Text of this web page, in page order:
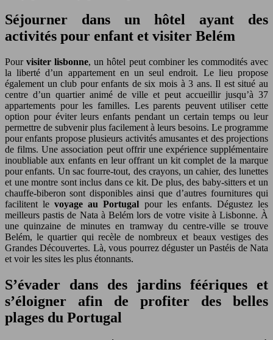
Séjourner dans un hôtel ayant des
activités pour enfant et visiter Belém
Pourvisiter lisbonne, un hôtel peut combiner les commodités avec
la liberté d’un appartement en un seul endroit. Le lieu propose
également un club pour enfants de six mois à 3 ans. Il est situé au
centre d’un quartier animé de ville et peut accueillir jusqu’à 37
appartements pour les familles. Les parents peuvent utiliser cette
option pour éviter leurs enfants pendant un certain temps ou leur
permettre de subvenir plus facilement à leurs besoins. Le programme
pour enfants propose plusieurs activités amusantes et des projections
de films. Une association peut offrir une expérience supplémentaire
inoubliable aux enfants en leur offrant un kit complet de la marque
pour enfants. Un sac fourre-tout, des crayons, un cahier, des lunettes
et une montre sont inclus dans ce kit. De plus, des baby-sitters et un
chauffe-biberon sont disponibles ainsi que d’autres fournitures qui
facilitent levoyage au Portugal pour les enfants. Dégustez les
meilleurs pastis de Nata à Belém lors de votre visite à Lisbonne. À
une quinzaine de minutes en tramway du centre-ville se trouve
Belém, le quartier qui recèle de nombreux et beaux vestiges des
Grandes Découvertes. Là, vous pourrez déguster un Pastéis de Nata
et voir les sites les plus étonnants.
S’évader dans des jardins féériques et
s’éloigner afin de profiter des belles
plages du Portugal